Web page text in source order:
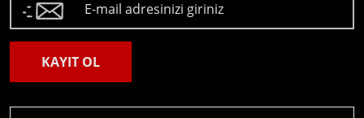
KAYIT OL